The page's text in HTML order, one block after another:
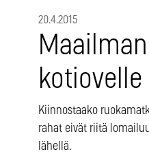
20.4.2015
kotiovelle
Kiinnostaako
rahat eivät riitä
lähellä.